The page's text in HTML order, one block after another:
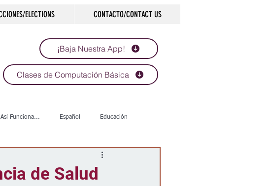
ELECTIONS CONTACTO/CONTACT US
¡Baja Nuestra App!
Clases de Computación Básica
Así Funciona... Español Educación
de Salud